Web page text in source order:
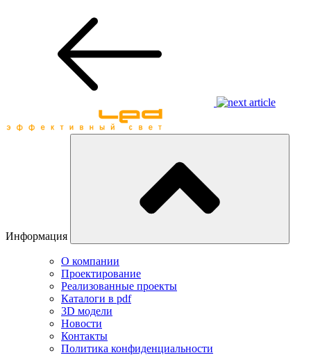
Информация
О компании
Проектирование
Реализованные проекты
Каталоги в pdf
3D модели
Новости
Контакты
Политика конфиденциальности